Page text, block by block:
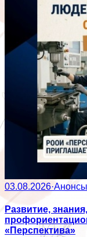
03.08.2026·Анонсы
Развитие,
«Перспектива»